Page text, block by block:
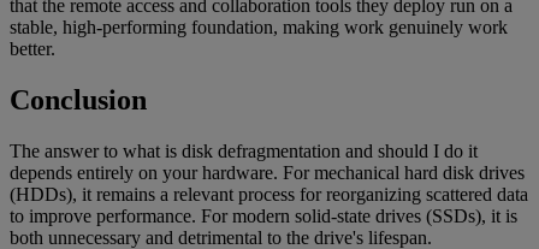
that the remote access and collaboration tools they deploy run on a
stable, high-performing foundation, making work genuinely work
better.
Conclusion
The answer to what is disk defragmentation and should I do it
depends entirely on your hardware. For mechanical hard disk drives
(HDDs), it remains a relevant process for reorganizing scattered data
to improve performance. For modern solid-state drives (SSDs), it is
both unnecessary and detrimental to the drive's lifespan.